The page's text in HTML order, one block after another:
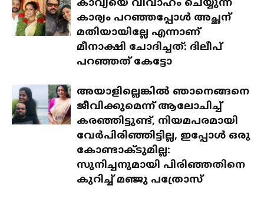
കാവ്യയെ വിവാഹം ചെയ്യുന്ന
കാര്യം പറഞ്ഞപ്പോൾ അച്ഛന്
മതിയായില്ലേ എന്നാണ്
മീനാക്ഷി ചോദിച്ചത്: ദിലീപ്
പറഞ്ഞത് കേട്ടോ
അയാളില്ലെങ്കിൽ ഞാനെങ്ങനെ
ജീവിക്കുമെന്ന് ആലോചിച്ച്
കരഞ്ഞിട്ടുണ്ട്, നിയമപരമായി
വേർപിരിഞ്ഞിട്ടില്ല, ഇപ്പോൾ ഒരു
കോണ്ടാക്ടുമില്ല:
സുനിച്ചനുമായി പിരിഞ്ഞതിനെ
കുറിച്ച് മഞ്ജു പത്രോസ്